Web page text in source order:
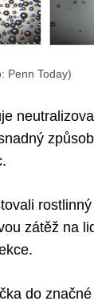
Penn Today)
zátěž na
do